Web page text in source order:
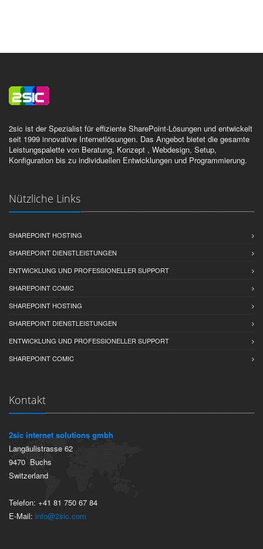
2sic ist der Spezialist für effiziente SharePoint-Lösungen und entwickelt
seit 1999 innovative Internetlösungen. Das Angebot bietet die gesamte
Leistungspalette von Beratung, Konzept , Webdesign, Setup,
Konfiguration bis zu individuellen Entwicklungen und Programmierung.
Nützliche Links
SHAREPOINT HOSTING
SHAREPOINT DIENSTLEISTUNGEN
ENTWICKLUNG UND PROFESSIONELLER SUPPORT
SHAREPOINT COMIC
SHAREPOINT HOSTING
SHAREPOINT DIENSTLEISTUNGEN
ENTWICKLUNG UND PROFESSIONELLER SUPPORT
SHAREPOINT COMIC
Kontakt
2sic internet solutions gmbh
Langäulistrasse 62
9470 Buchs
Switzerland
Telefon: +41 81 750 67 84
E-Mail: info@2sic.com